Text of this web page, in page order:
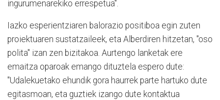
ingurumenarekiko errespetua".
Iazko esperientziaren balorazio positiboa egin zuten
proiektuaren sustatzaileek, eta Alberdiren hitzetan, "oso
polita" izan zen bizitakoa. Aurtengo lanketak ere
emaitza oparoak emango dituztela espero dute:
"Udalekuetako ehundik gora haurrek parte hartuko dute
egitasmoan, eta guztiek izango dute kontaktua